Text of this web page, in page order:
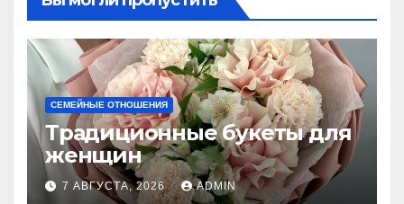
СЕМЕЙНЫЕ ОТНОШЕНИЯ
Традиционные букеты для
женщин
7 АВГУСТА, 2026 ADMIN